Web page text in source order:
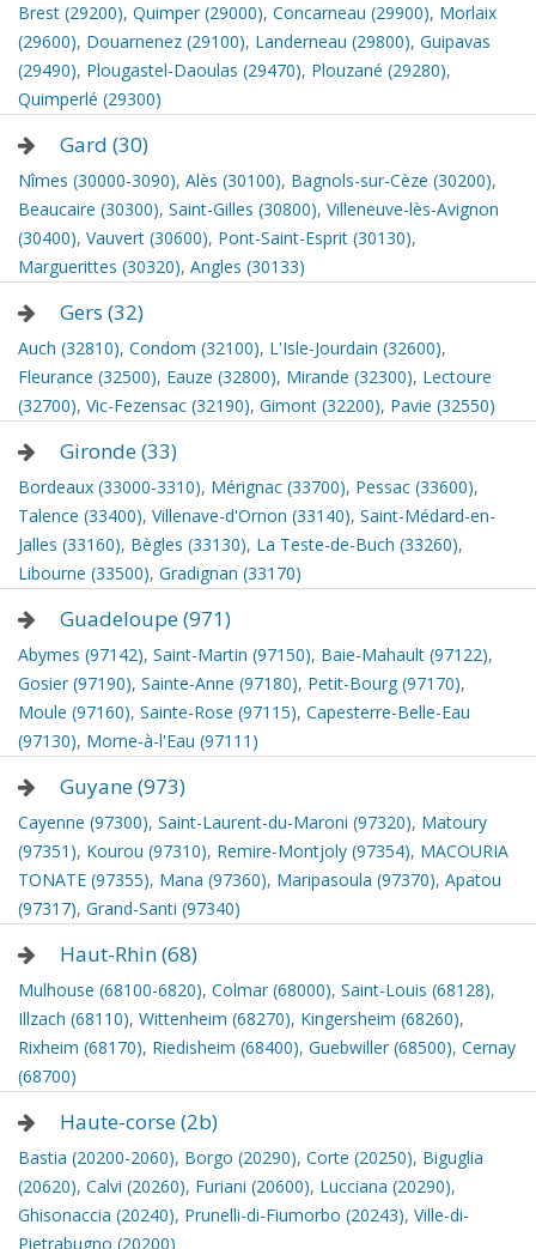
Brest (29200), Quimper (29000), Concarneau (29900), Morlaix
(29600), Douarnenez (29100), Landerneau (29800), Guipavas
(29490), Plougastel-Daoulas (29470), Plouzané (29280),
Quimperlé (29300)
Gard (30)
Nîmes (30000-3090), Alès (30100), Bagnols-sur-Cèze (30200),
Beaucaire (30300), Saint-Gilles (30800), Villeneuve-lès-Avignon
(30400), Vauvert (30600), Pont-Saint-Esprit (30130),
Marguerittes (30320), Angles (30133)
Gers (32)
Auch (32810), Condom (32100), L'Isle-Jourdain (32600),
Fleurance (32500), Eauze (32800), Mirande (32300), Lectoure
(32700), Vic-Fezensac (32190), Gimont (32200), Pavie (32550)
Gironde (33)
Bordeaux (33000-3310), Mérignac (33700), Pessac (33600),
Talence (33400), Villenave-d'Ornon (33140), Saint-Médard-en-
Jalles (33160), Bègles (33130), La Teste-de-Buch (33260),
Libourne (33500), Gradignan (33170)
Guadeloupe (971)
Abymes (97142), Saint-Martin (97150), Baie-Mahault (97122),
Gosier (97190), Sainte-Anne (97180), Petit-Bourg (97170),
Moule (97160), Sainte-Rose (97115), Capesterre-Belle-Eau
(97130), Morne-à-l'Eau (97111)
Guyane (973)
Cayenne (97300), Saint-Laurent-du-Maroni (97320), Matoury
(97351), Kourou (97310), Remire-Montjoly (97354), MACOURIA
TONATE (97355), Mana (97360), Maripasoula (97370), Apatou
(97317), Grand-Santi (97340)
Haut-Rhin (68)
Mulhouse (68100-6820), Colmar (68000), Saint-Louis (68128),
Illzach (68110), Wittenheim (68270), Kingersheim (68260),
Rixheim (68170), Riedisheim (68400), Guebwiller (68500), Cernay
(68700)
Haute-corse (2b)
Bastia (20200-2060), Borgo (20290), Corte (20250), Biguglia
(20620), Calvi (20260), Furiani (20600), Lucciana (20290),
Ghisonaccia (20240), Prunelli-di-Fiumorbo (20243), Ville-di-
Pietrabugno (20200)